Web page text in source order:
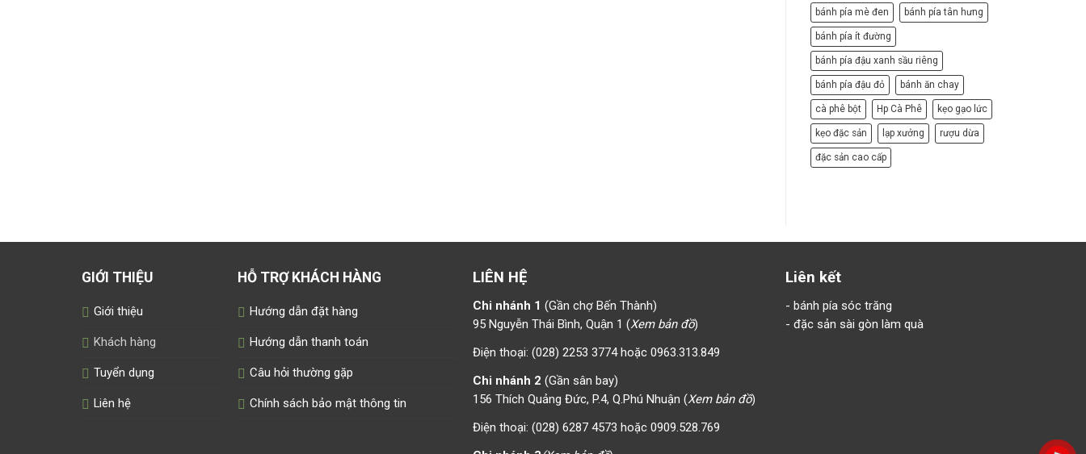
bánh pía mè đen bánh pía tân hưng
bánh pía ít đường
bánh pía đậu xanh sầu riêng
bánh pía đậu đỏ bánh ăn chay
cà phê bột Hp Cà Phê kẹo gạo lức
kẹo đặc sản lạp xưởng rượu dừa
đặc sản cao cấp
GIỚI THIỆU
Giới thiệu
Khách hàng
Tuyển dụng
Liên hệ
HỖ TRỢ KHÁCH HÀNG
Hướng dẫn đặt hàng
Hướng dẫn thanh toán
Câu hỏi thường gặp
Chính sách bảo mật thông tin
LIÊN HỆ
Chi nhánh 1 (Gần chợ Bến Thành)
95 Nguyễn Thái Bình, Quận 1 (Xem bản đồ)
Điện thoại: (028) 2253 3774 hoặc 0963.313.849
Chi nhánh 2 (Gần sân bay)
156 Thích Quảng Đức, P.4, Q.Phú Nhuận (Xem bản đồ)
Điện thoại: (028) 6287 4573 hoặc 0909.528.769
Liên kết
-bánh pía sóc trăng
-đặc sản sài gòn làm quà